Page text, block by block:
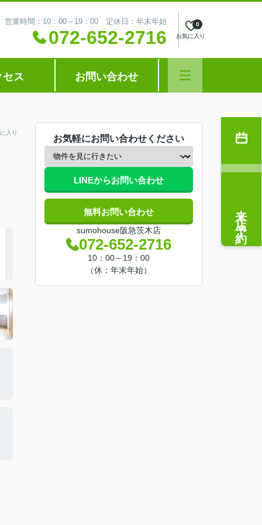
営業時間：10：00～19：00 定休日：年末年始
072-652-2716 お気に入り
0
セス お問い合わせ
入り
お気軽にお問い合わせください
LINEからお問い合わせ
無料お問い合わせ
sumohouse阪急茨木店
072-652-2716
10：00～19：00
（休：年末年始）
来店予約